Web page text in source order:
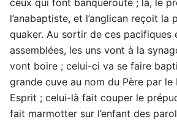
l’anabaptiste, et l’anglican reçoit la
quaker. Au sortir de ces pacifiques
assemblées, les uns vont à la
vont boire ; celui-ci va se faire
grande cuve au nom du Père par le
Esprit ; celui-là fait couper le
fait marmotter sur l’enfant des